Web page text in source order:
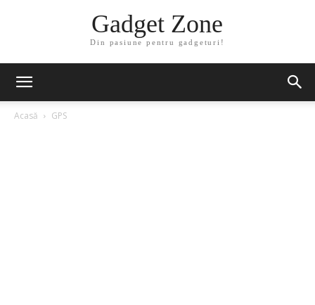
Gadget Zone
Din pasiune pentru gadgeturi!
Acasă GPS